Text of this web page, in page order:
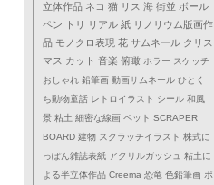
立体作品 ネコ 猫 リス 海 街並 ボール
ペン
トリ リアル 紙 リノリウム版画作
品 モノクロ表現 花 サムネール クリス
マス カット 音楽 俯瞰 ホラー スケッチ
おしゃれ 鉛筆画 動画サムネール ひとく
ち動物童話 レトロイラスト シール 和風
景 粘土 細密な線画 ペット SCRAPER
BOARD 建物 スクラッチイラスト 株式に
っぽん雑誌表紙 アクリルガッシュ 粘土に
よる半立体作品 Creema 恐竜 色鉛筆画 ポ